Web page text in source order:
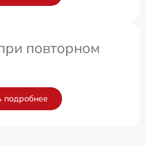
повторном
подробнее